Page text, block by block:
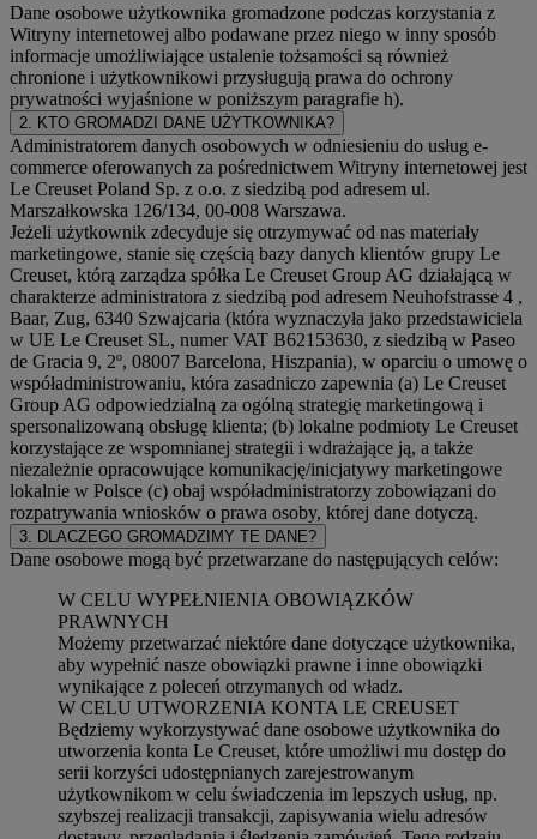
Dane osobowe użytkownika gromadzone podczas korzystania z
Witryny internetowej albo podawane przez niego w inny sposób
informacje umożliwiające ustalenie tożsamości są również
chronione i użytkownikowi przysługują prawa do ochrony
prywatności wyjaśnione w poniższym paragrafie h).
2. KTO GROMADZI DANE UŻYTKOWNIKA?
Administratorem danych osobowych w odniesieniu do usług e-
commerce oferowanych za pośrednictwem Witryny internetowej jest
Le Creuset Poland Sp. z o.o. z siedzibą pod adresem ul.
Marszałkowska 126/134, 00-008 Warszawa.
Jeżeli użytkownik zdecyduje się otrzymywać od nas materiały
marketingowe, stanie się częścią bazy danych klientów grupy Le
Creuset, którą zarządza spółka Le Creuset Group AG działającą w
charakterze administratora z siedzibą pod adresem Neuhofstrasse 4 ,
Baar, Zug, 6340 Szwajcaria (która wyznaczyła jako przedstawiciela
w UE Le Creuset SL, numer VAT B62153630, z siedzibą w Paseo
de Gracia 9, 2º, 08007 Barcelona, Hiszpania), w oparciu o umowę o
współadministrowaniu, która zasadniczo zapewnia (a) Le Creuset
Group AG odpowiedzialną za ogólną strategię marketingową i
spersonalizowaną obsługę klienta; (b) lokalne podmioty Le Creuset
korzystające ze wspomnianej strategii i wdrażające ją, a także
niezależnie opracowujące komunikację/inicjatywy marketingowe
lokalnie w Polsce (c) obaj współadministratorzy zobowiązani do
rozpatrywania wniosków o prawa osoby, której dane dotyczą.
3. DLACZEGO GROMADZIMY TE DANE?
Dane osobowe mogą być przetwarzane do następujących celów:
W CELU WYPEŁNIENIA OBOWIĄZKÓW
PRAWNYCH
Możemy przetwarzać niektóre dane dotyczące użytkownika,
aby wypełnić nasze obowiązki prawne i inne obowiązki
wynikające z poleceń otrzymanych od władz.
W CELU UTWORZENIA KONTA LE CREUSET
Będziemy wykorzystywać dane osobowe użytkownika do
utworzenia konta Le Creuset, które umożliwi mu dostęp do
serii korzyści udostępnianych zarejestrowanym
użytkownikom w celu świadczenia im lepszych usług, np.
szybszej realizacji transakcji, zapisywania wielu adresów